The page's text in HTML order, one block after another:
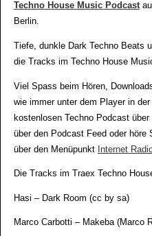
Techno House Music Podcast
Berlin.
Tiefe, dunkle Dark Techno Beats
die Tracks im Techno House
Viel Spass beim Hören,
wie immer unter dem Player in
kostenlosen Techno Podcast
über den Podcast Feed oder
über den Menüpunkt Internet
Die Tracks im Traex Techno
Hasi – Dark Room (cc by sa)
Marco Carbotti – Makeba (Marco